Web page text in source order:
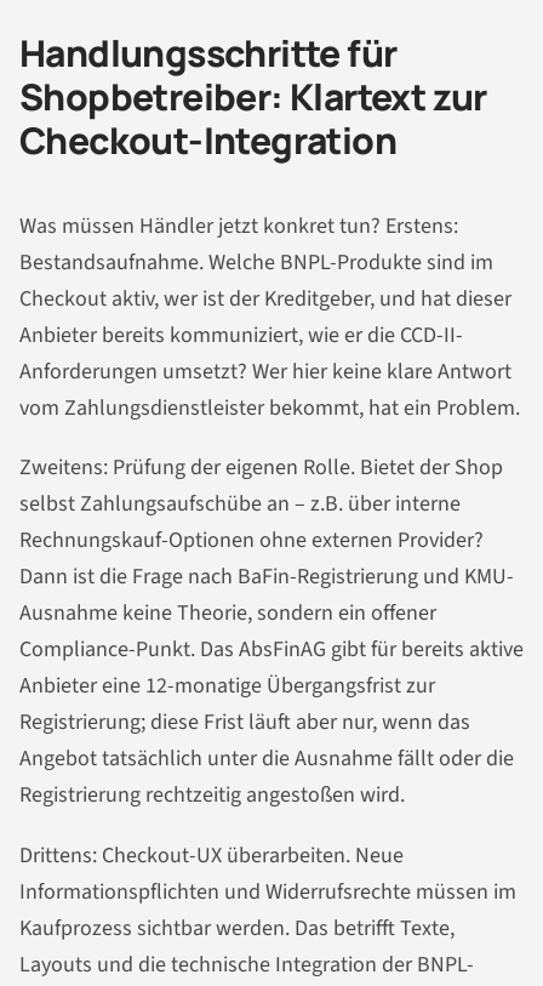
Handlungsschritte für
Shopbetreiber: Klartext zur
Checkout-Integration
Was müssen Händler jetzt konkret tun? Erstens:
Bestandsaufnahme. Welche BNPL-Produkte sind im
Checkout aktiv, wer ist der Kreditgeber, und hat dieser
Anbieter bereits kommuniziert, wie er die CCD-II-
Anforderungen umsetzt? Wer hier keine klare Antwort
vom Zahlungsdienstleister bekommt, hat ein Problem.
Zweitens: Prüfung der eigenen Rolle. Bietet der Shop
selbst Zahlungsaufschübe an – z.B. über interne
Rechnungskauf-Optionen ohne externen Provider?
Dann ist die Frage nach BaFin-Registrierung und KMU-
Ausnahme keine Theorie, sondern ein offener
Compliance-Punkt. Das AbsFinAG gibt für bereits aktive
Anbieter eine 12-monatige Übergangsfrist zur
Registrierung; diese Frist läuft aber nur, wenn das
Angebot tatsächlich unter die Ausnahme fällt oder die
Registrierung rechtzeitig angestoßen wird.
Drittens: Checkout-UX überarbeiten. Neue
Informationspflichten und Widerrufsrechte müssen im
Kaufprozess sichtbar werden. Das betrifft Texte,
Layouts und die technische Integration der BNPL-